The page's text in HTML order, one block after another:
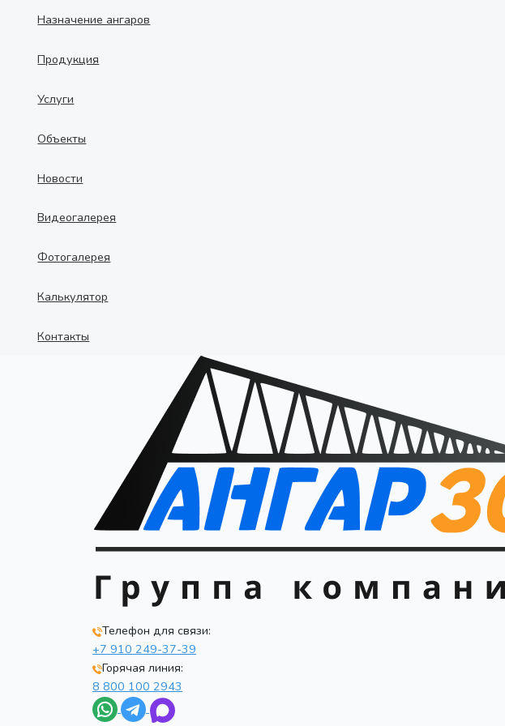
Назначение ангаров
Продукция
Услуги
Объекты
Новости
Видеогалерея
Фотогалерея
Калькулятор
Контакты
Телефон для связи:
+7 910 249-37-39
Горячая линия:
8 800 100 2943